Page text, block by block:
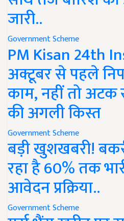
जारी..
Government Scheme
PM Kisan 24th
अक्टूबर से पहले
काम, नहीं तो अटक
की अगली किस्त
Government Scheme
बड़ी खुशखबरी!
रहा है 60% तक
आवेदन प्रक्रिया..
Government Scheme